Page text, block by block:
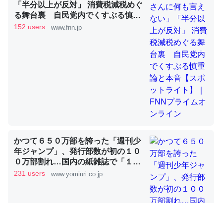
論文では「淡水はカルシウムも酸素も不足してて両方に不
利だから両方が拮抗してるのでは」とあって面白い。海に
いる鋏角類（カブトガニ・ウミグモ）はカルシウムを使わ
ずキチンを強化してる筈だが、酵素が違うのか？
─ニュース :: 【研究発表】昆虫学の大問題＝「昆虫はなぜ海にいな
これを元に考えるとカルシウムを大量に使う脊椎動物と貝
類は苦労してるんだな…。腹足類だと殻を無くしてナメク
「半分以上が反対」 消費税減税めぐ
る舞台裏 自民党内でくすぶる慎重
論と本音【スポットライト】｜FNN
152 users www.fnn.jp
かつて６５０万部を誇った「週刊少
年ジャンプ」、発行部数が初の１０
０万部割れ…国内の紙雑誌で「１０
０万部超」ゼロに
231 users www.yomiuri.co.jp